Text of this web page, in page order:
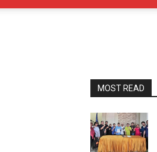
MOST READ